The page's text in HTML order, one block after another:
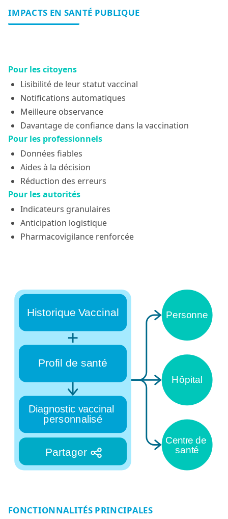
IMPACTS EN SANTÉ PUBLIQUE
Pour les citoyens
Lisibilité de leur statut vaccinal
Notifications automatiques
Meilleure observance
Davantage de confiance dans la vaccination
Pour les professionnels
Données fiables
Aides à la décision
Réduction des erreurs
Pour les autorités
Indicateurs granulaires
Anticipation logistique
Pharmacovigilance renforcée
FONCTIONNALITÉS PRINCIPALES